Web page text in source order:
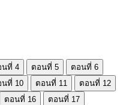
นที่ 4 ตอนที่ 5
ตอนที่ 6
นที่ 10 ตอนที่ 11
ตอนที่ 12
ตอนที่ 16
ตอนที่ 17